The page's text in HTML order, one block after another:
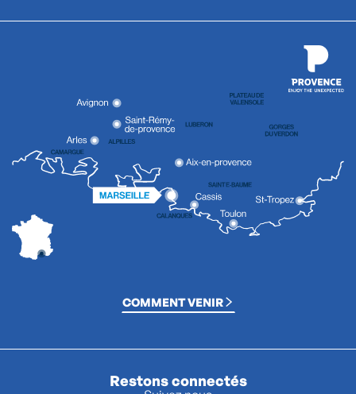
COMMENT VENIR
Restons connectés